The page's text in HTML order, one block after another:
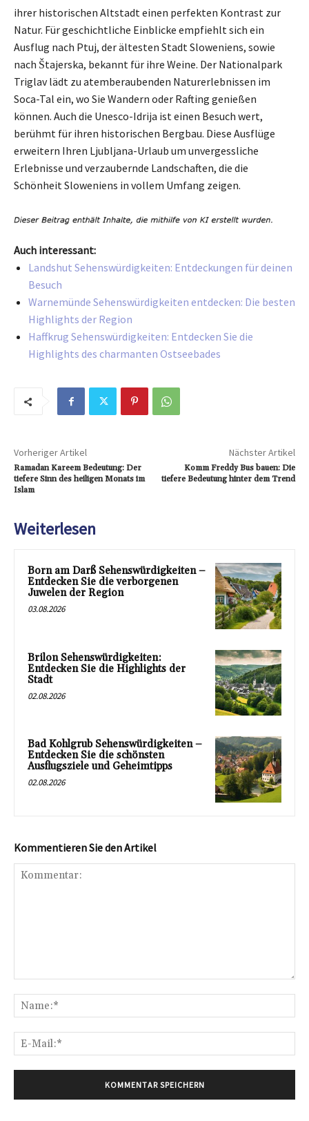
ihrer historischen Altstadt einen perfekten Kontrast zur
Natur. Für geschichtliche Einblicke empfiehlt sich ein
Ausflug nach Ptuj, der ältesten Stadt Sloweniens, sowie
nach Štajerska, bekannt für ihre Weine. Der Nationalpark
Triglav lädt zu atemberaubenden Naturerlebnissen im
Soca-Tal ein, wo Sie Wandern oder Rafting genießen
können. Auch die Unesco-Idrija ist einen Besuch wert,
berühmt für ihren historischen Bergbau. Diese Ausflüge
erweitern Ihren Ljubljana-Urlaub um unvergessliche
Erlebnisse und verzaubernde Landschaften, die die
Schönheit Sloweniens in vollem Umfang zeigen.
Auch interessant:
Landshut Sehenswürdigkeiten: Entdeckungen für deinen
Besuch
Warnemünde Sehenswürdigkeiten entdecken: Die besten
Highlights der Region
Haffkrug Sehenswürdigkeiten: Entdecken Sie die
Highlights des charmanten Ostseebades
Vorheriger Artikel
Ramadan Kareem Bedeutung: Der
tiefere Sinn des heiligen Monats im
Islam
Nächster Artikel
Komm Freddy Bus bauen: Die
tiefere Bedeutung hinter dem Trend
Weiterlesen
Born am Darß Sehenswürdigkeiten –
Entdecken Sie die verborgenen
Juwelen der Region
03.08.2026
Brilon Sehenswürdigkeiten:
Entdecken Sie die Highlights der
Stadt
02.08.2026
Bad Kohlgrub Sehenswürdigkeiten –
Entdecken Sie die schönsten
Ausflugsziele und Geheimtipps
02.08.2026
Kommentieren Sie den Artikel